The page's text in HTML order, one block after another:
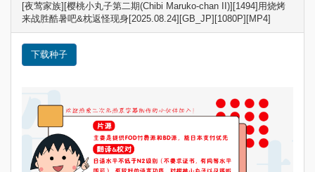
[夜莺家族][樱桃小丸子第二期(Chibi Maruko-chan II)][1494]用烧烤
来战胜酷暑吧&枕返怪现身[2025.08.24][GB_JP][1080P][MP4]
下载种子